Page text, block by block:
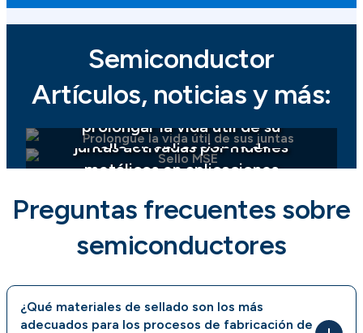
Semiconductor
Artículos, noticias y más:
Tres consejos para
prolongar la vida útil de su
sello en aplicaciones de
semiconductores
Por qué debería probar las
juntas activadas por muelles
metálicos en aplicaciones
Preguntas frecuentes sobre
semiconductores
¿Qué materiales de sellado son los más
adecuados para los procesos de fabricación de